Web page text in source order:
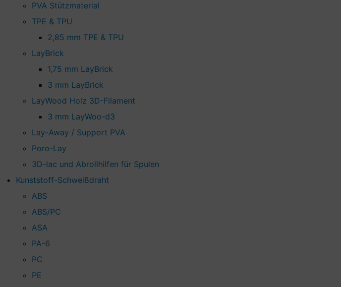
PVA Stützmaterial
TPE & TPU
2,85 mm TPE & TPU
LayBrick
1,75 mm LayBrick
3 mm LayBrick
LayWood Holz 3D-Filament
3 mm LayWoo-d3
Lay-Away / Support PVA
Poro-Lay
3D-lac und Abrollhilfen für Spulen
Kunststoff-Schweißdraht
ABS
ABS/PC
ASA
PA-6
PC
PE